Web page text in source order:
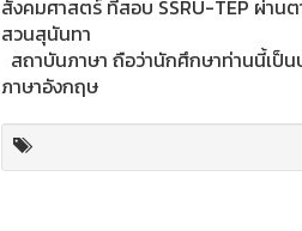
สังคมศาสตร์ ที่สอบ SSRU-TEP ผ่าน
สวนสุนันทา
สถาบันภาษา ถือว่านักศึกษาท่านนี้เป็
ภาษาอังกฤษ